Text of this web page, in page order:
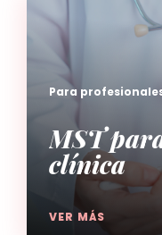
Para
MST
clínica
VER MÁS